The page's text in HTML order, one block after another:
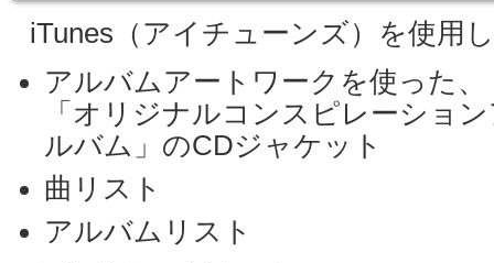
iTunes（アイチューンズ）を使用
アルバムアートワークを使った、
「オリジナルコンスピレーショ
ルバム」のCDジャケット
曲リスト
アルバムリスト